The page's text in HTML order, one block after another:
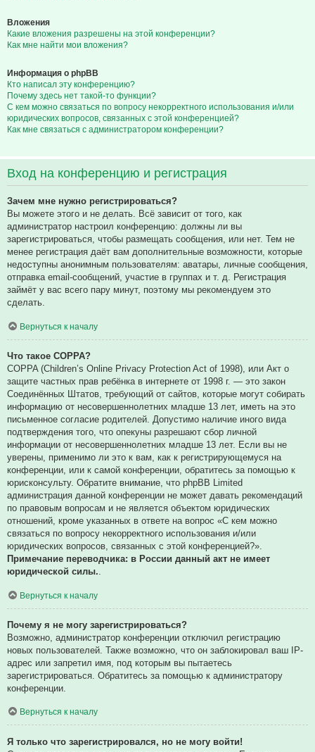
Вложения
Какие вложения разрешены на этой конференции?
Как мне найти мои вложения?
Информация о phpBB
Кто написал эту конференцию?
Почему здесь нет такой-то функции?
С кем можно связаться по вопросу некорректного использования и/или
юридических вопросов, связанных с этой конференцией?
Как мне связаться с администратором конференции?
Вход на конференцию и регистрация
Зачем мне нужно регистрироваться?
Вы можете этого и не делать. Всё зависит от того, как
администратор настроил конференцию: должны ли вы
зарегистрироваться, чтобы размещать сообщения, или нет. Тем не
менее регистрация даёт вам дополнительные возможности, которые
недоступны анонимным пользователям: аватары, личные сообщения,
отправка email-сообщений, участие в группах и т. д. Регистрация
займёт у вас всего пару минут, поэтому мы рекомендуем это
сделать.
Вернуться к началу
Что такое COPPA?
COPPA (Children’s Online Privacy Protection Act of 1998), или Акт о
защите частных прав ребёнка в интернете от 1998 г. — это закон
Соединённых Штатов, требующий от сайтов, которые могут собирать
информацию от несовершеннолетних младше 13 лет, иметь на это
письменное согласие родителей. Допустимо наличие иного вида
подтверждения того, что опекуны разрешают сбор личной
информации от несовершеннолетних младше 13 лет. Если вы не
уверены, применимо ли это к вам, как к регистрирующемуся на
конференции, или к самой конференции, обратитесь за помощью к
юрисконсульту. Обратите внимание, что phpBB Limited
администрация данной конференции не может давать рекомендаций
по правовым вопросам и не является объектом юридических
отношений, кроме указанных в ответе на вопрос «С кем можно
связаться по вопросу некорректного использования и/или
юридических вопросов, связанных с этой конференцией?».
Примечание переводчика: в России данный акт не имеет
юридической силы..
Вернуться к началу
Почему я не могу зарегистрироваться?
Возможно, администратор конференции отключил регистрацию
новых пользователей. Также возможно, что он заблокировал ваш IP-
адрес или запретил имя, под которым вы пытаетесь
зарегистрироваться. Обратитесь за помощью к администратору
конференции.
Вернуться к началу
Я только что зарегистрировался, но не могу войти!